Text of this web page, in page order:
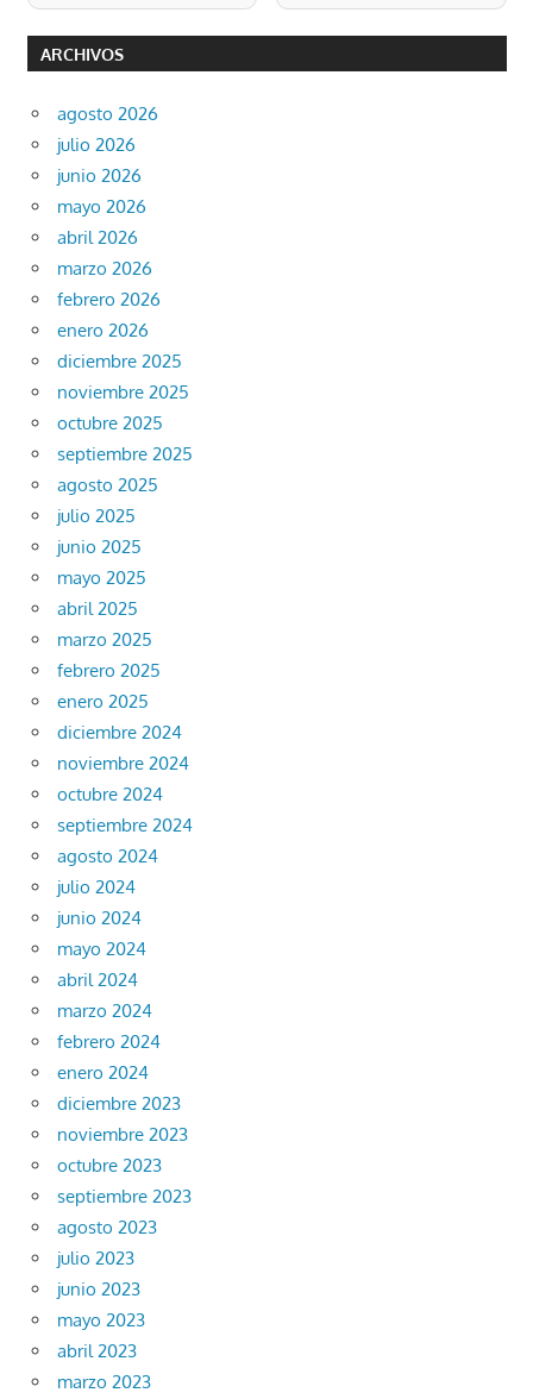
ARCHIVOS
agosto 2026
julio 2026
junio 2026
mayo 2026
abril 2026
marzo 2026
febrero 2026
enero 2026
diciembre 2025
noviembre 2025
octubre 2025
septiembre 2025
agosto 2025
julio 2025
junio 2025
mayo 2025
abril 2025
marzo 2025
febrero 2025
enero 2025
diciembre 2024
noviembre 2024
octubre 2024
septiembre 2024
agosto 2024
julio 2024
junio 2024
mayo 2024
abril 2024
marzo 2024
febrero 2024
enero 2024
diciembre 2023
noviembre 2023
octubre 2023
septiembre 2023
agosto 2023
julio 2023
junio 2023
mayo 2023
abril 2023
marzo 2023